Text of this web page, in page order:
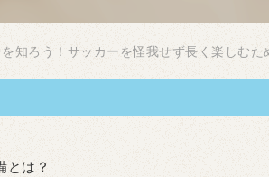
知ろう！サッカーを怪我せず長く楽しむた
とは？